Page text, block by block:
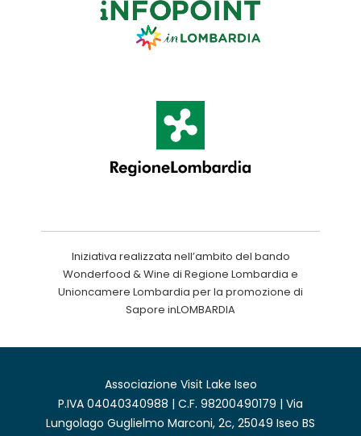
Iniziativa realizzata nell’ambito del bando
Wonderfood & Wine di Regione Lombardia e
Unioncamere Lombardia per la promozione di
Sapore inLOMBARDIA
Associazione Visit Lake Iseo
P.IVA 04040340988 | C.F. 98200490179 | Via
Lungolago Guglielmo Marconi, 2c, 25049 Iseo BS